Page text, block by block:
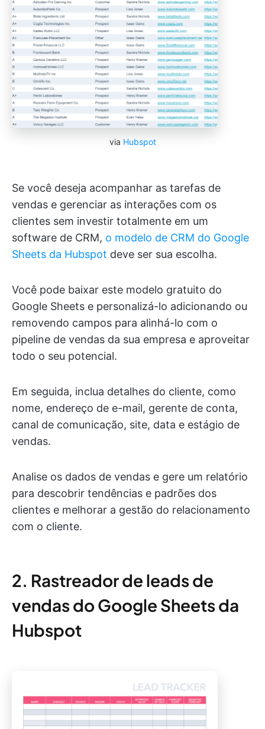
via Hubspot
Se você deseja acompanhar as tarefas de
vendas e gerenciar as interações com os
clientes sem investir totalmente em um
software de CRM, o modelo de CRM do Google
Sheets da Hubspot deve ser sua escolha.
Você pode baixar este modelo gratuito do
Google Sheets e personalizá-lo adicionando ou
removendo campos para alinhá-lo com o
pipeline de vendas da sua empresa e aproveitar
todo o seu potencial.
Em seguida, inclua detalhes do cliente, como
nome, endereço de e-mail, gerente de conta,
canal de comunicação, site, data e estágio de
vendas.
Analise os dados de vendas e gere um relatório
para descobrir tendências e padrões dos
clientes e melhorar a gestão do relacionamento
com o cliente.
2. Rastreador de leads de
vendas do Google Sheets da
Hubspot